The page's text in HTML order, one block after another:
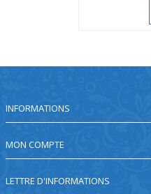
INFORMATIONS
MON COMPTE
LETTRE D'INFORMATIONS